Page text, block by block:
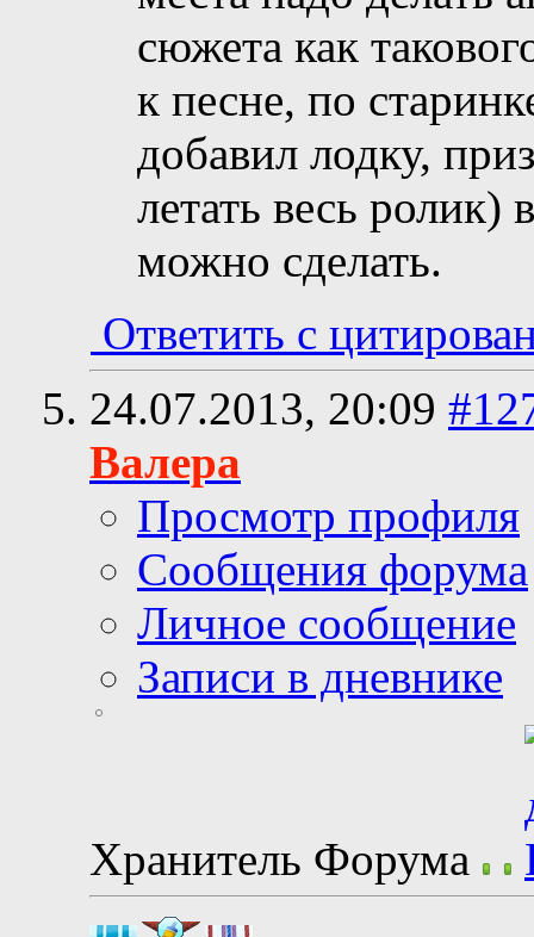
сюжета как
к песне, по
добавил лодку,
летать весь
можно сделать.
Ответить с
24.07.2013, 20:09
Валера
Просмотр профиля
Сообщения форума
Личное сообщение
Записи в дневнике
Хранитель Форума